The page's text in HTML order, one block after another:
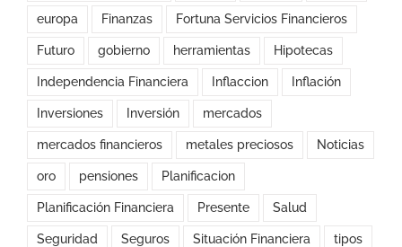
europa Finanzas Fortuna Servicios Financieros
Futuro gobierno herramientas Hipotecas
Independencia Financiera Inflaccion Inflación
Inversiones Inversión mercados
mercados financieros metales preciosos Noticias
oro pensiones Planificacion
Planificación Financiera Presente Salud
Seguridad Seguros Situación Financiera tipos